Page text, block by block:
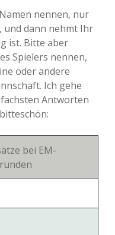
nennen, nur
und dann nehmt Ihr
ist. Bitte aber
Spielers nennen,
oder andere
Ich gehe
Antworten
bei EM-